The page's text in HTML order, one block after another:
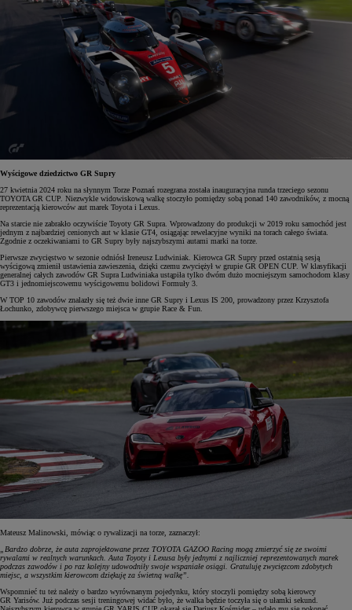
Wyścigowe dziedzictwo GR Supry
27 kwietnia 2024 roku na słynnym Torze Poznań rozegrana została inauguracyjna runda trzeciego sezonu
TOYOTA GR CUP. Niezwykle widowiskową walkę stoczyło pomiędzy sobą ponad 140 zawodników, z mocną
reprezentacją kierowców aut marek Toyota i Lexus.
Na starcie nie zabrakło oczywiście Toyoty GR Supra. Wprowadzony do produkcji w 2019 roku samochód jest
jednym z najbardziej cenionych aut w klasie GT4, osiągając rewelacyjne wyniki na torach całego świata.
Zgodnie z oczekiwaniami to GR Supry były najszybszymi autami marki na torze.
Pierwsze zwycięstwo w sezonie odniósł Ireneusz Ludwiniak. Kierowca GR Supry przed ostatnią sesją
wyścigową zmienił ustawienia zawieszenia, dzięki czemu zwyciężył w grupie GR OPEN CUP. W klasyfikacji
generalnej całych zawodów GR Supra Ludwiniaka ustąpiła tylko dwóm dużo mocniejszym samochodom klasy
GT3 i jednomiejscowemu wyścigowemu bolidowi Formuły 3.
W TOP 10 zawodów znalazły się też dwie inne GR Supry i Lexus IS 200, prowadzony przez Krzysztofa
Łochunko, zdobywcę pierwszego miejsca w grupie Race & Fun.
Mateusz Malinowski, mówiąc o rywalizacji na torze, zaznaczył:
„Bardzo dobrze, że auta zaprojektowane przez TOYOTA GAZOO Racing mogą zmierzyć się ze swoimi
rywalami w realnych warunkach. Auta Toyoty i Lexusa były jednymi z najliczniej reprezentowanych marek
podczas zawodów i po raz kolejny udowodniły swoje wspaniałe osiągi. Gratuluję zwycięzcom zdobytych
miejsc, a wszystkim kierowcom dziękuję za świetną walkę”.
Wspomnieć tu też należy o bardzo wyrównanym pojedynku, który stoczyli pomiędzy sobą kierowcy
GR Yarisów. Już podczas sesji treningowej widać było, że walka będzie toczyła się o ułamki sekund.